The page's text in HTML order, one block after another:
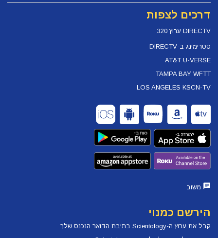
דרכים לצפות
DIRECTV ערוץ 320
סטרימינג ב-DIRECTV
AT&T U-VERSE
TAMPA BAY WFTT
LOS ANGELES KSCN-TV
משוב
הירשם כמנוי
קבל את ערוץ ה-Scientology בתיבת הדואר הנכנס שלך